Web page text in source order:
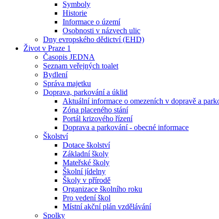
Symboly
Historie
Informace o území
Osobnosti v názvech ulic
Dny evropského dědictví (EHD)
Život v Praze 1
Časopis JEDNA
Seznam veřejných toalet
Bydlení
Správa majetku
Doprava, parkování a úklid
Aktuální informace o omezeních v dopravě a
Zóna placeného stání
Portál krizového řízení
Doprava a parkování - obecné informace
Školství
Dotace školství
Základní školy
Mateřské školy
Školní jídelny
Školy v přírodě
Organizace školního roku
Pro vedení škol
Místní akční plán vzdělávání
Spolky